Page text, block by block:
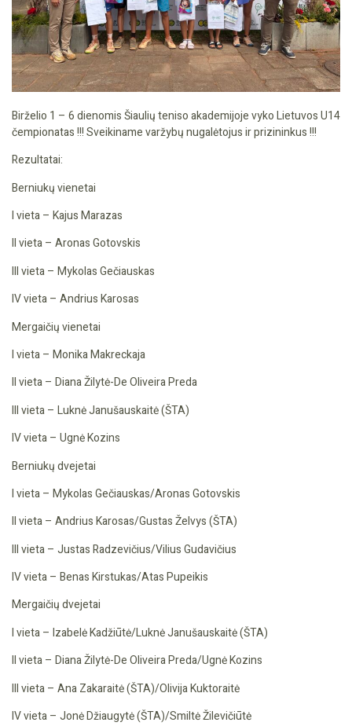
Birželio 1 – 6 dienomis Šiaulių teniso akademijoje vyko Lietuvos U14
čempionatas !!! Sveikiname varžybų nugalėtojus ir prizininkus !!!
Rezultatai:
Berniukų vienetai
I vieta – Kajus Marazas
II vieta – Aronas Gotovskis
III vieta – Mykolas Gečiauskas
IV vieta – Andrius Karosas
Mergaičių vienetai
I vieta – Monika Makreckaja
II vieta – Diana Žilytė-De Oliveira Preda
III vieta – Luknė Janušauskaitė (ŠTA)
IV vieta – Ugnė Kozins
Berniukų dvejetai
I vieta – Mykolas Gečiauskas/Aronas Gotovskis
II vieta – Andrius Karosas/Gustas Želvys (ŠTA)
III vieta – Justas Radzevičius/Vilius Gudavičius
IV vieta – Benas Kirstukas/Atas Pupeikis
Mergaičių dvejetai
I vieta – Izabelė Kadžiūtė/Luknė Janušauskaitė (ŠTA)
II vieta – Diana Žilytė-De Oliveira Preda/Ugnė Kozins
III vieta – Ana Zakaraitė (ŠTA)/Olivija Kuktoraitė
IV vieta – Jonė Džiaugytė (ŠTA)/Smiltė Žilevičiūtė